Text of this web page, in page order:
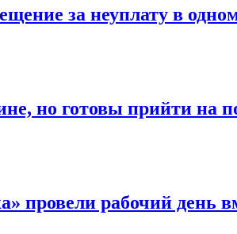
за неуплату в
но готовы прийти на
провели рабочий день